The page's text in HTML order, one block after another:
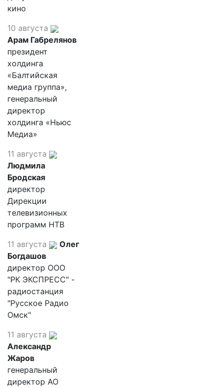
кино
10 августа
Арам Габрелянов
президент
холдинга
«Балтийская
медиа группа»,
генеральный
директор
холдинга «Ньюс
Медиа»
11 августа
Людмила
Бродская
директор
Дирекции
телевизионных
программ НТВ
11 августа
Олег
Богдашов
директор ООО
"РК ЭКСПРЕСС" -
радиостанция
"Русское Радио
Омск"
11 августа
Александр
Жаров
генеральный
директор АО